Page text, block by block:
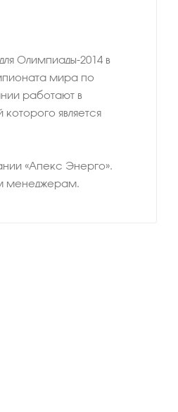
Олимпиады-2014 в
мира по
работают в
является
«Апекс Энерго».
менеджерам.